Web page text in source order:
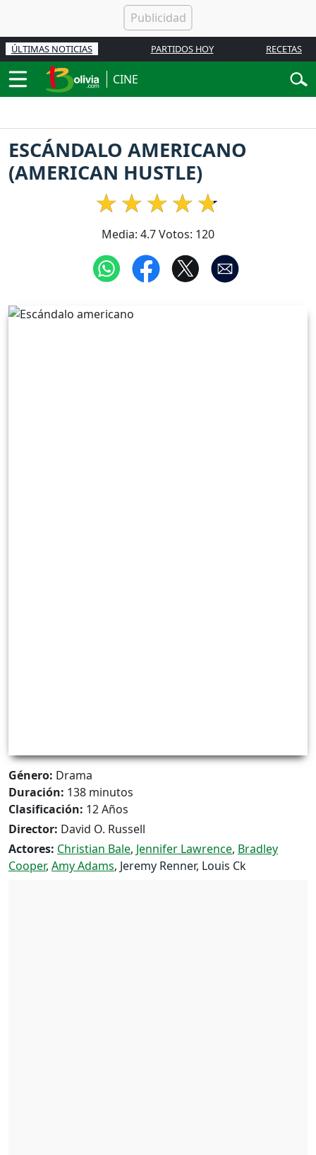
ÚLTIMAS NOTICIAS PARTIDOS HOY RECETAS
CINE
ESCÁNDALO AMERICANO
(AMERICAN HUSTLE)
Media: 4.7Votos: 120
Género: Drama
Duración: 138 minutos
Clasificación: 12 Años
Director: David O. Russell
Actores: Christian Bale, Jennifer Lawrence, Bradley
Cooper, Amy Adams, Jeremy Renner, Louis Ck